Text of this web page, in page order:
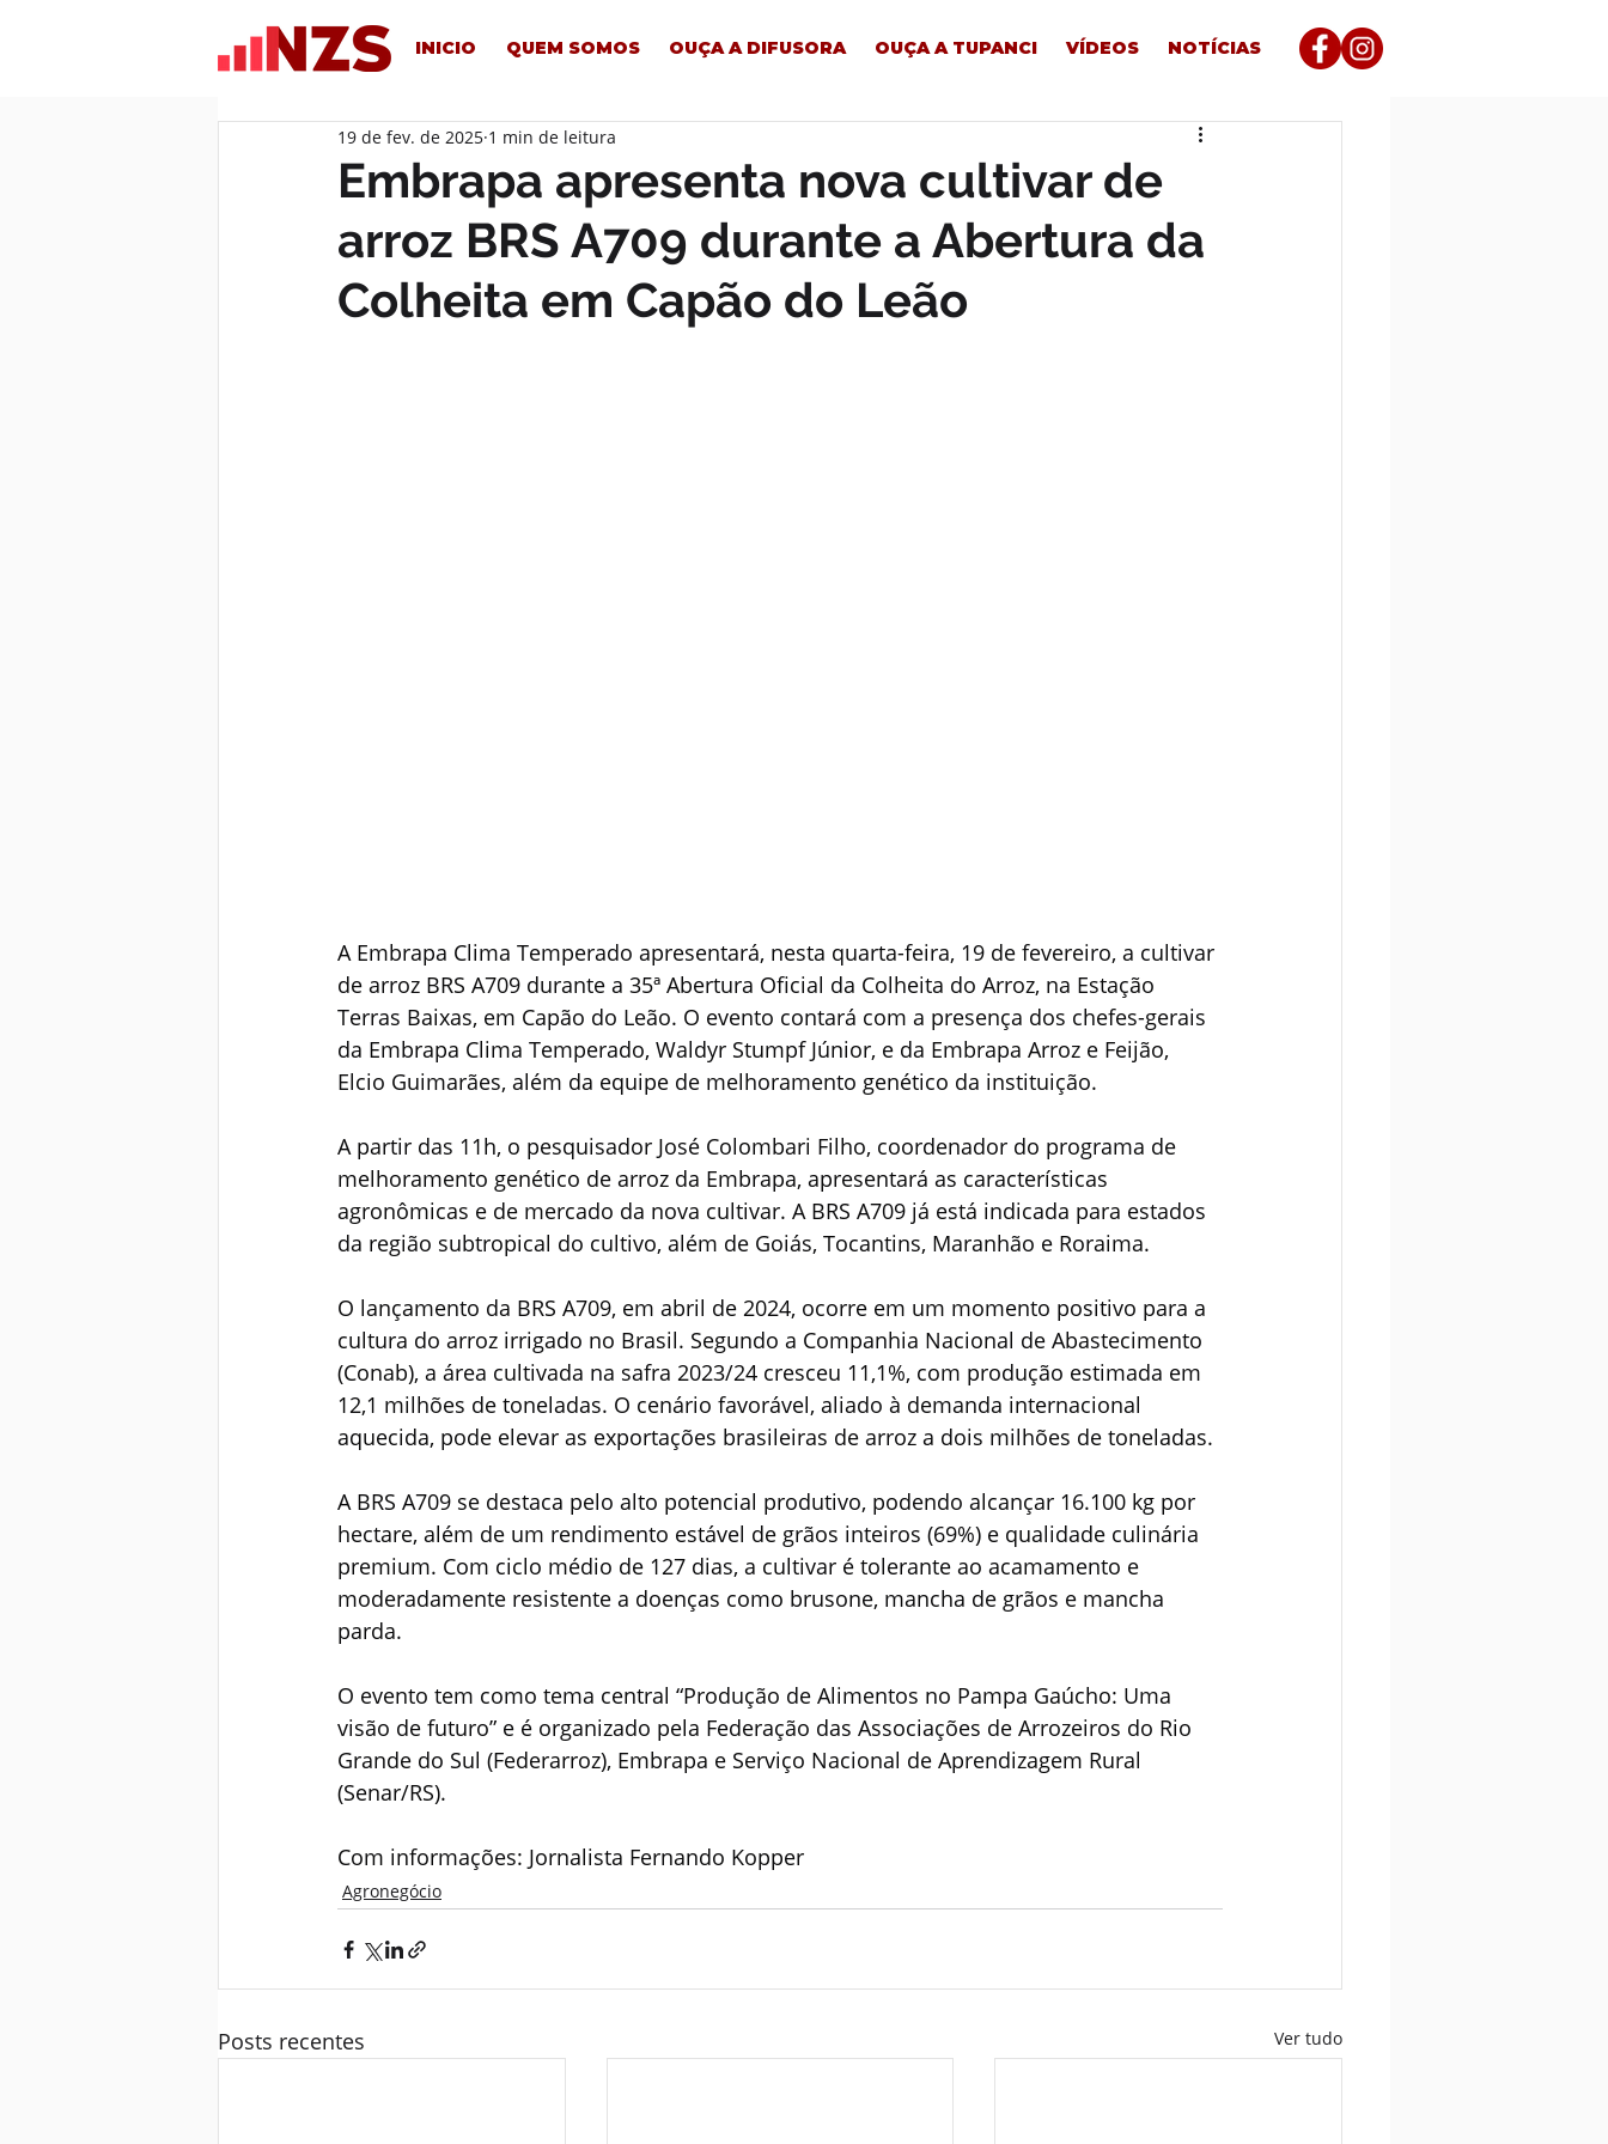
INICIO QUEM SOMOS OUÇA A DIFUSORA OUÇA A TUPANCI VÍDEOS NOTÍCIAS
Embrapa apresenta nova cultivar de
arroz BRS A709 durante a Abertura da
Colheita em Capão do Leão
19 de fev. de 2025 1 min de leitura
A Embrapa Clima Temperado apresentará, nesta quarta-feira, 19 de fevereiro, a cultivar
de arroz BRS A709 durante a 35ª Abertura Oficial da Colheita do Arroz, na Estação
Terras Baixas, em Capão do Leão. O evento contará com a presença dos chefes-gerais
da Embrapa Clima Temperado, Waldyr Stumpf Júnior, e da Embrapa Arroz e Feijão,
Elcio Guimarães, além da equipe de melhoramento genético da instituição.
A partir das 11h, o pesquisador José Colombari Filho, coordenador do programa de
melhoramento genético de arroz da Embrapa, apresentará as características
agronômicas e de mercado da nova cultivar. A BRS A709 já está indicada para estados
da região subtropical do cultivo, além de Goiás, Tocantins, Maranhão e Roraima.
O lançamento da BRS A709, em abril de 2024, ocorre em um momento positivo para a
cultura do arroz irrigado no Brasil. Segundo a Companhia Nacional de Abastecimento
(Conab), a área cultivada na safra 2023/24 cresceu 11,1%, com produção estimada em
12,1 milhões de toneladas. O cenário favorável, aliado à demanda internacional
aquecida, pode elevar as exportações brasileiras de arroz a dois milhões de toneladas.
A BRS A709 se destaca pelo alto potencial produtivo, podendo alcançar 16.100 kg por
hectare, além de um rendimento estável de grãos inteiros (69%) e qualidade culinária
premium. Com ciclo médio de 127 dias, a cultivar é tolerante ao acamamento e
moderadamente resistente a doenças como brusone, mancha de grãos e mancha
parda.
O evento tem como tema central “Produção de Alimentos no Pampa Gaúcho: Uma
visão de futuro” e é organizado pela Federação das Associações de Arrozeiros do Rio
Grande do Sul (Federarroz), Embrapa e Serviço Nacional de Aprendizagem Rural
(Senar/RS).
Com informações: Jornalista Fernando Kopper
Agronegócio
Posts recentes Ver tudo